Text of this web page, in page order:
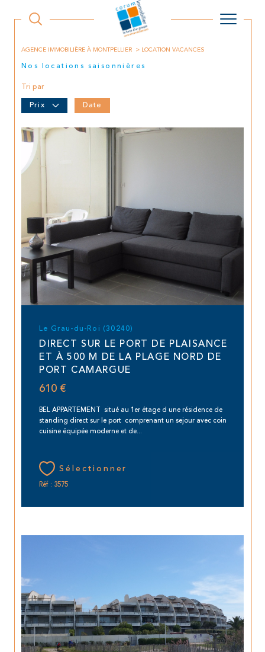
AGENCE IMMOBILIÈRE À MONTPELLIER LOCATION VACANCES
Nos locations saisonnières
Tri par
Prix
Date
Le Grau-du-Roi (30240)
DIRECT SUR LE PORT DE PLAISANCE
ET À 500 M DE LA PLAGE NORD DE
PORT CAMARGUE
610 €
BEL APPARTEMENT situé au 1er étage d une résidence de
standing direct sur le port comprenant un sejour avec coin
cuisine équipée moderne et de...
Sélectionner
Réf : 3575